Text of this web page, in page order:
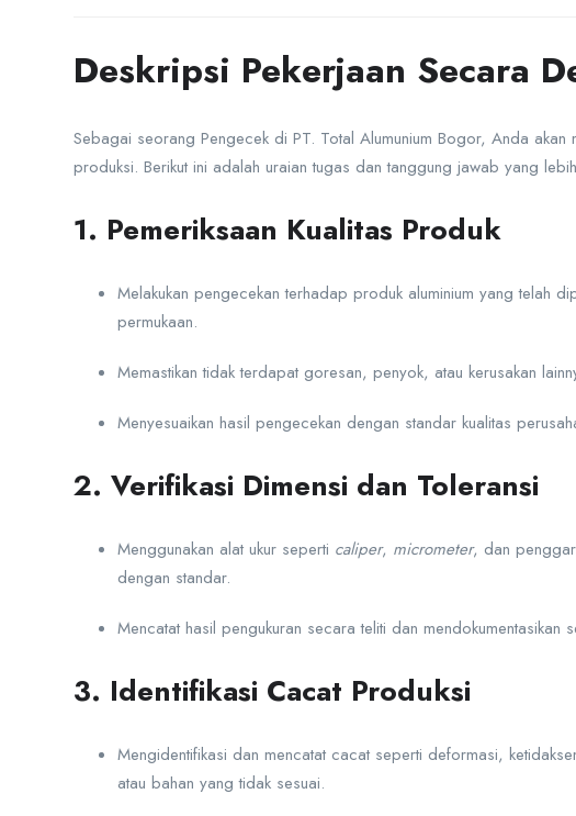
Deskripsi Pekerjaan Secara
Sebagai seorang Pengecek di PT. Total Alumunium Bogor, Anda
produksi. Berikut ini adalah uraian tugas dan tanggung jawab yang
1. Pemeriksaan Kualitas Produk
Melakukan pengecekan terhadap produk aluminium yang telah
permukaan.
Memastikan tidak terdapat goresan, penyok, atau kerusakan
Menyesuaikan hasil pengecekan dengan standar kualitas
2. Verifikasi Dimensi dan Toleransi
Menggunakan alat ukur seperti caliper, micrometer, dan
dengan standar.
Mencatat hasil pengukuran secara teliti dan mendokumentasikan
3. Identifikasi Cacat Produksi
Mengidentifikasi dan mencatat cacat seperti deformasi,
atau bahan yang tidak sesuai.